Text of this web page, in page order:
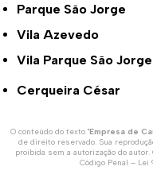
Parque São Jorge
Vila Azevedo
Vila Parque São Jorge
Cerqueira César
O conteúdo do texto "Empresa de
de direito reservado. Sua
proibida sem a autorização do
Código Penal – Lei